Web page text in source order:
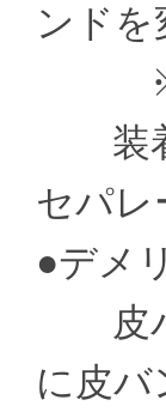
ンドを
※追
装着
セパレ
●デメ
皮バ
に皮